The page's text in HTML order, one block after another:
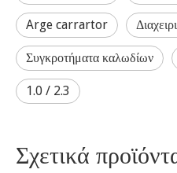
Arge carrartor
Συγκροτήματα καλωδίων
1.0 / 2.3
Σχετικά